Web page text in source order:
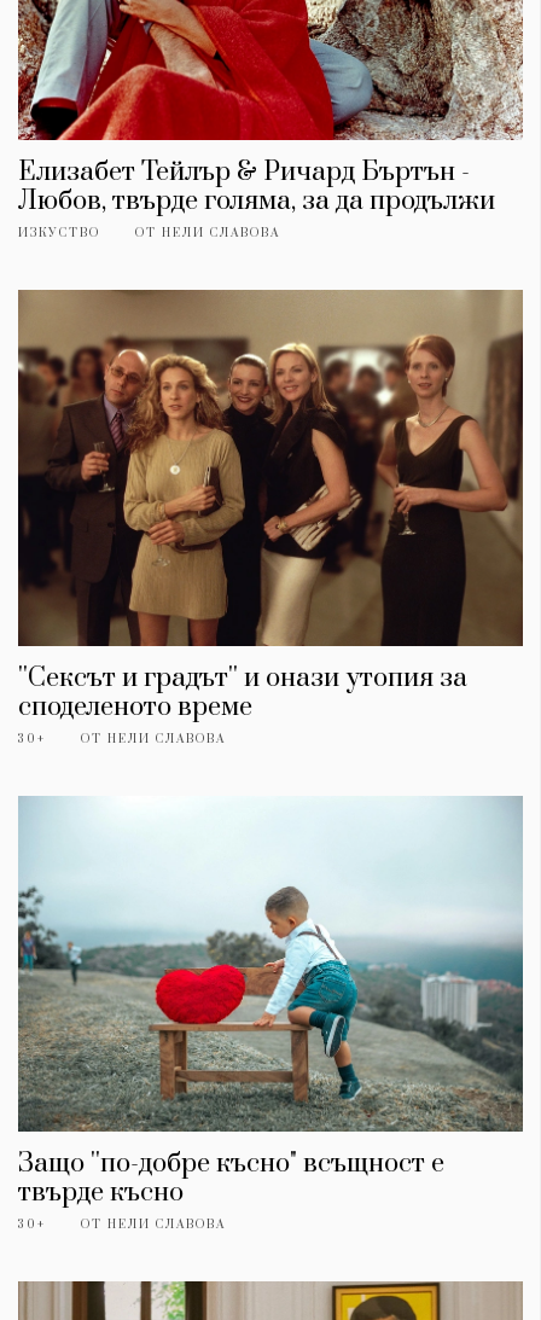
Елизабет Тейлър & Ричард Бъртън -
Любов, твърде голяма, за да продължи
ИЗКУСТВО ОТ НЕЛИ СЛАВОВА
''Сексът и градът'' и онази утопия за
споделеното време
30+ ОТ НЕЛИ СЛАВОВА
Защо ''по-добре късно" всъщност е
твърде късно
30+ ОТ НЕЛИ СЛАВОВА